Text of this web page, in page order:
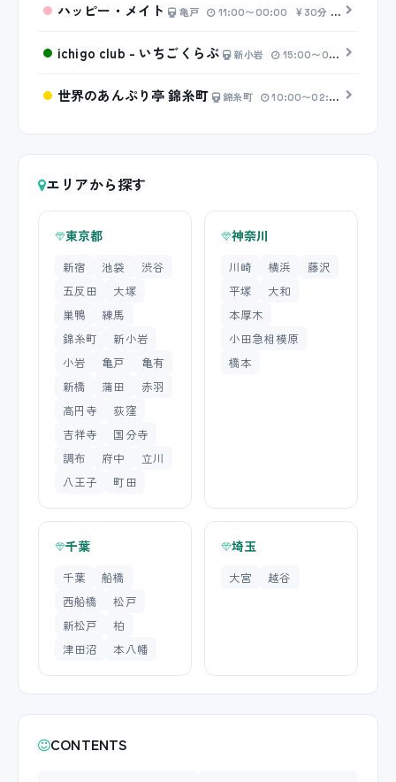
ハッピー・メイト 亀戸 11:00〜00:00 30分 4,500円〜
ichigo club - いちごくらぶ 新小岩 15:00〜00:00
世界のあんぷり亭 錦糸町 錦糸町 10:00〜02:00
エリアから探す
東京都
新宿 池袋
渋谷
五反田
大塚
巣鴨
練馬
錦糸町
新小岩
小岩
亀戸
亀有
新橋
蒲田
赤羽
高円寺
荻窪
吉祥寺
国分寺
調布
府中
立川
八王子
町田
神奈川
川崎 横浜
藤沢
平塚
大和
本厚木
小田急相模原
橋本
千葉
千葉
船橋
西船橋
松戸
新松戸
柏
津田沼
本八幡
埼玉
大宮 越谷
CONTENTS